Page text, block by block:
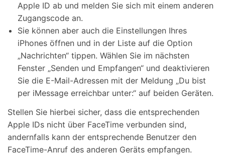
Apple ID ab und melden Sie sich mit einem anderen
Zugangscode an.
Sie können aber auch die Einstellungen Ihres
iPhones öffnen und in der Liste auf die Option
„Nachrichten“ tippen. Wählen Sie im nächsten
Fenster „Senden und Empfangen“ und deaktivieren
Sie die E-Mail-Adressen mit der Meldung „Du bist
per iMessage erreichbar unter:“ auf beiden Geräten.
Stellen Sie hierbei sicher, dass die entsprechenden
Apple IDs nicht über FaceTime verbunden sind,
andernfalls kann der entsprechende Benutzer den
FaceTime-Anruf des anderen Geräts empfangen.